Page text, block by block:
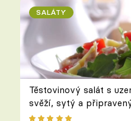
SALÁTY
Těstovinový salát s
svěží, sytý a